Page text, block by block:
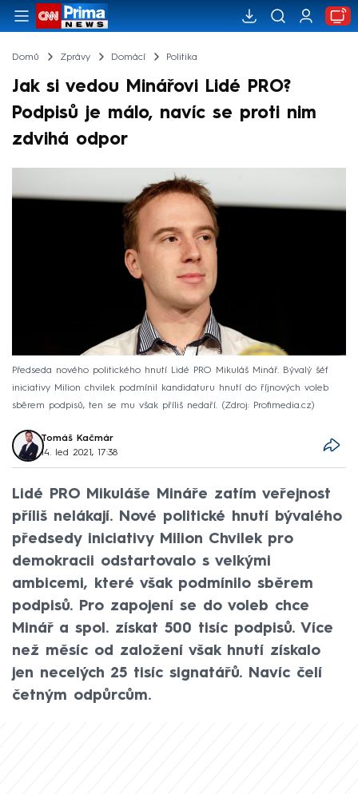
Domů Zprávy Domácí Politika
Jak si vedou Minářovi Lidé PRO?
Podpisů je málo, navíc se proti nim
zdvihá odpor
Předseda nového politického hnutí Lidé PRO Mikuláš Minář. Bývalý šéf
iniciativy Milion chvilek podmínil kandidaturu hnutí do říjnových voleb
sběrem podpisů, ten se mu však příliš nedaří.
Zdroj: Profimedia.cz
Tomáš Kačmár
14. led 2021, 17:38
Lidé PRO Mikuláše Mináře zatím veřejnost
příliš nelákají. Nové politické hnutí bývalého
předsedy iniciativy Milion Chvilek pro
demokracii odstartovalo s velkými
ambicemi, které však podmínilo sběrem
podpisů. Pro zapojení se do voleb chce
Minář a spol. získat 500 tisíc podpisů. Více
než měsíc od založení však hnutí získalo
jen necelých 25 tisíc signatářů. Navíc čelí
četným odpůrcům.